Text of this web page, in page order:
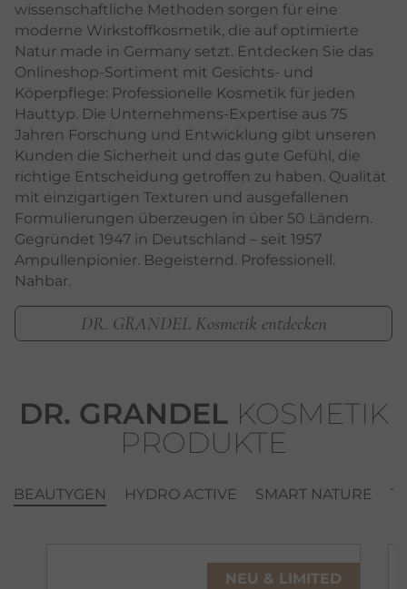
wissenschaftliche Methoden sorgen für eine
moderne Wirkstoffkosmetik, die auf optimierte
Natur made in Germany setzt. Entdecken Sie das
Onlineshop-Sortiment mit Gesichts- und
Köperpflege: Professionelle Kosmetik für jeden
Hauttyp. Die Unternehmens-Expertise aus 75
Jahren Forschung und Entwicklung gibt unseren
Kunden die Sicherheit und das gute Gefühl, die
richtige Entscheidung getroffen zu haben. Qualität
mit einzigartigen Texturen und ausgefallenen
Formulierungen überzeugen in über 50 Ländern.
Gegründet 1947 in Deutschland – seit 1957
Ampullenpionier. Begeisternd. Professionell.
Nahbar.
DR. GRANDEL Kosmetik entdecken
DR. GRANDEL KOSMETIK
PRODUKTE
BEAUTYGEN HYDRO ACTIVE SMART NATURE
NEU & LIMITED